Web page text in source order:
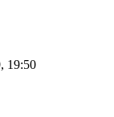
19:50